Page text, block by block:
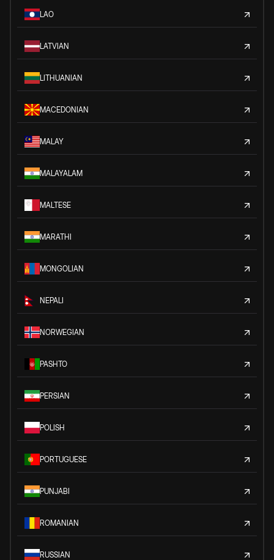
LAO
LATVIAN
LITHUANIAN
MACEDONIAN
MALAY
MALAYALAM
MALTESE
MARATHI
MONGOLIAN
NEPALI
NORWEGIAN
PASHTO
PERSIAN
POLISH
PORTUGUESE
PUNJABI
ROMANIAN
RUSSIAN